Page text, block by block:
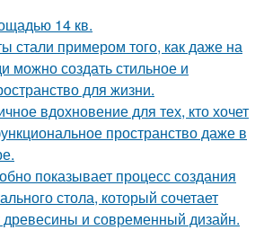
14 кв.
стали примером того, как даже на
можно создать стильное и
для жизни.
вдохновение для тех, кто хочет
пространство даже в
показывает процесс создания
стола, который сочетает
древесины и современный дизайн.